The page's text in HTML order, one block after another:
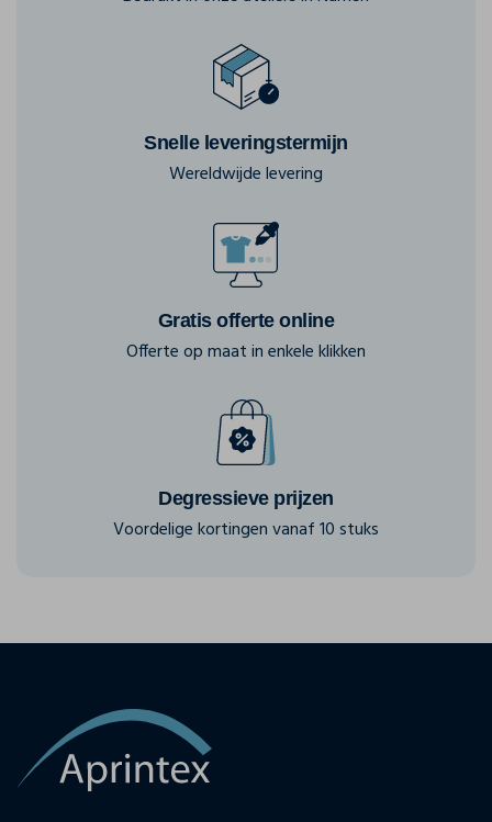
Snelle leveringstermijn
Wereldwijde levering
Gratis offerte online
Offerte op maat in enkele klikken
Degressieve prijzen
Voordelige kortingen vanaf 10 stuks